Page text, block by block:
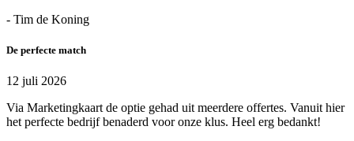
- Tim de Koning
De perfecte match
12 juli 2026
Via Marketingkaart de optie gehad uit meerdere offertes. Vanuit hier
het perfecte bedrijf benaderd voor onze klus. Heel erg bedankt!